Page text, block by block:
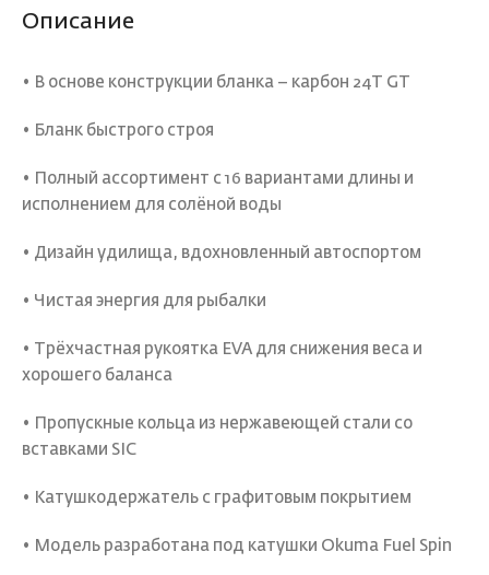
Описание
• В основе конструкции бланка – карбон 24T GT
• Бланк быстрого строя
• Полный ассортимент с 16 вариантами длины и
исполнением для солёной воды
• Дизайн удилища, вдохновленный автоспортом
• Чистая энергия для рыбалки
• Трёхчастная рукоятка EVA для снижения веса и
хорошего баланса
• Пропускные кольца из нержавеющей стали со
вставками SIC
• Катушкодержатель с графитовым покрытием
• Модель разработана под катушки Okuma Fuel Spin